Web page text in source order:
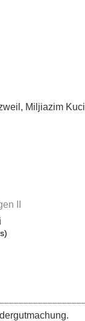
, Miljiazim Kuci
II